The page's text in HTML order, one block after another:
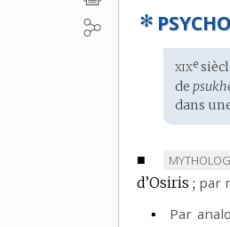
✻
:
xixe
de
dans
■
MARQUE
DE
d’Osiris ; par
▪ Par